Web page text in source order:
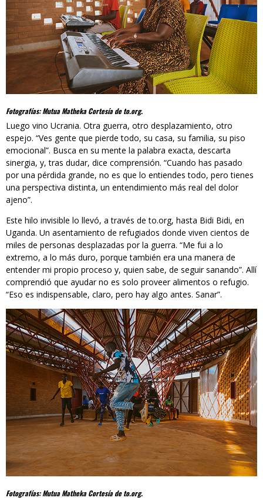
Fotografías: Mutua Matheka Cortesía de to.org.
Luego vino Ucrania. Otra guerra, otro desplazamiento, otro
espejo. “Ves gente que pierde todo, su casa, su familia, su piso
emocional”. Busca en su mente la palabra exacta, descarta
sinergia, y, tras dudar, dice comprensión. “Cuando has pasado
por una pérdida grande, no es que lo entiendes todo, pero tienes
una perspectiva distinta, un entendimiento más real del dolor
ajeno”.
Este hilo invisible lo llevó, a través de to.org, hasta Bidi Bidi, en
Uganda. Un asentamiento de refugiados donde viven cientos de
miles de personas desplazadas por la guerra. “Me fui a lo
extremo, a lo más duro, porque también era una manera de
entender mi propio proceso y, quien sabe, de seguir sanando”. Allí
comprendió que ayudar no es solo proveer alimentos o refugio.
“Eso es indispensable, claro, pero hay algo antes. Sanar”.
Fotografías: Mutua Matheka Cortesía de to.org.